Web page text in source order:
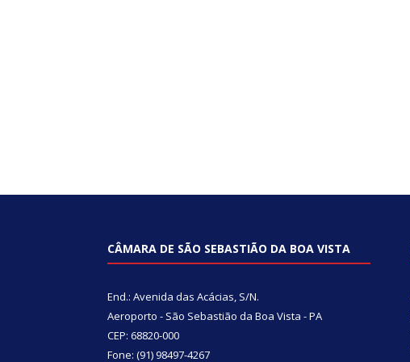
CÂMARA DE SÃO SEBASTIÃO DA BOA VISTA
End.: Avenida das Acácias, S/N.
Aeroporto - São Sebastião da Boa Vista - PA
CEP: 68820-000
Fone: (91) 98497-4267